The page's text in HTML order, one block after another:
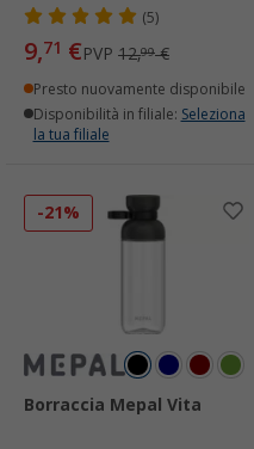
(5)
9,71 €PVP 12,99€
Presto nuovamente disponibile
Disponibilità in filiale: Seleziona
la tua filiale
-21%
Borraccia Mepal Vita